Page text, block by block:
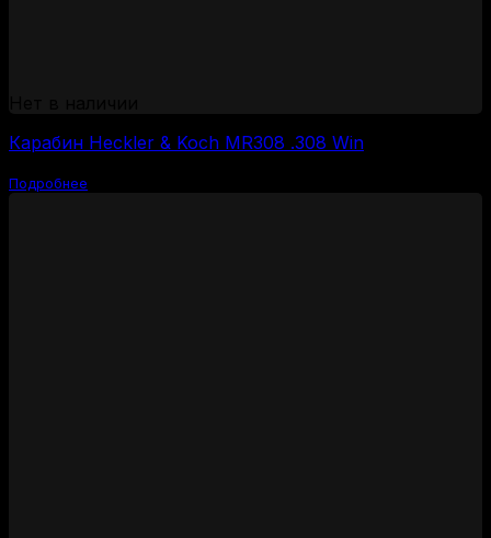
Карабин Heckler & Koch MR308 .308 Win
Подробнее